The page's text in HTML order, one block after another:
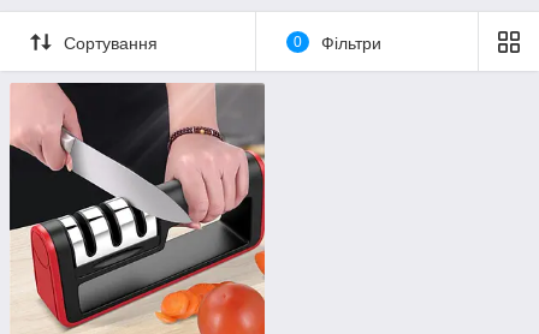
Сортування 0 Фільтри